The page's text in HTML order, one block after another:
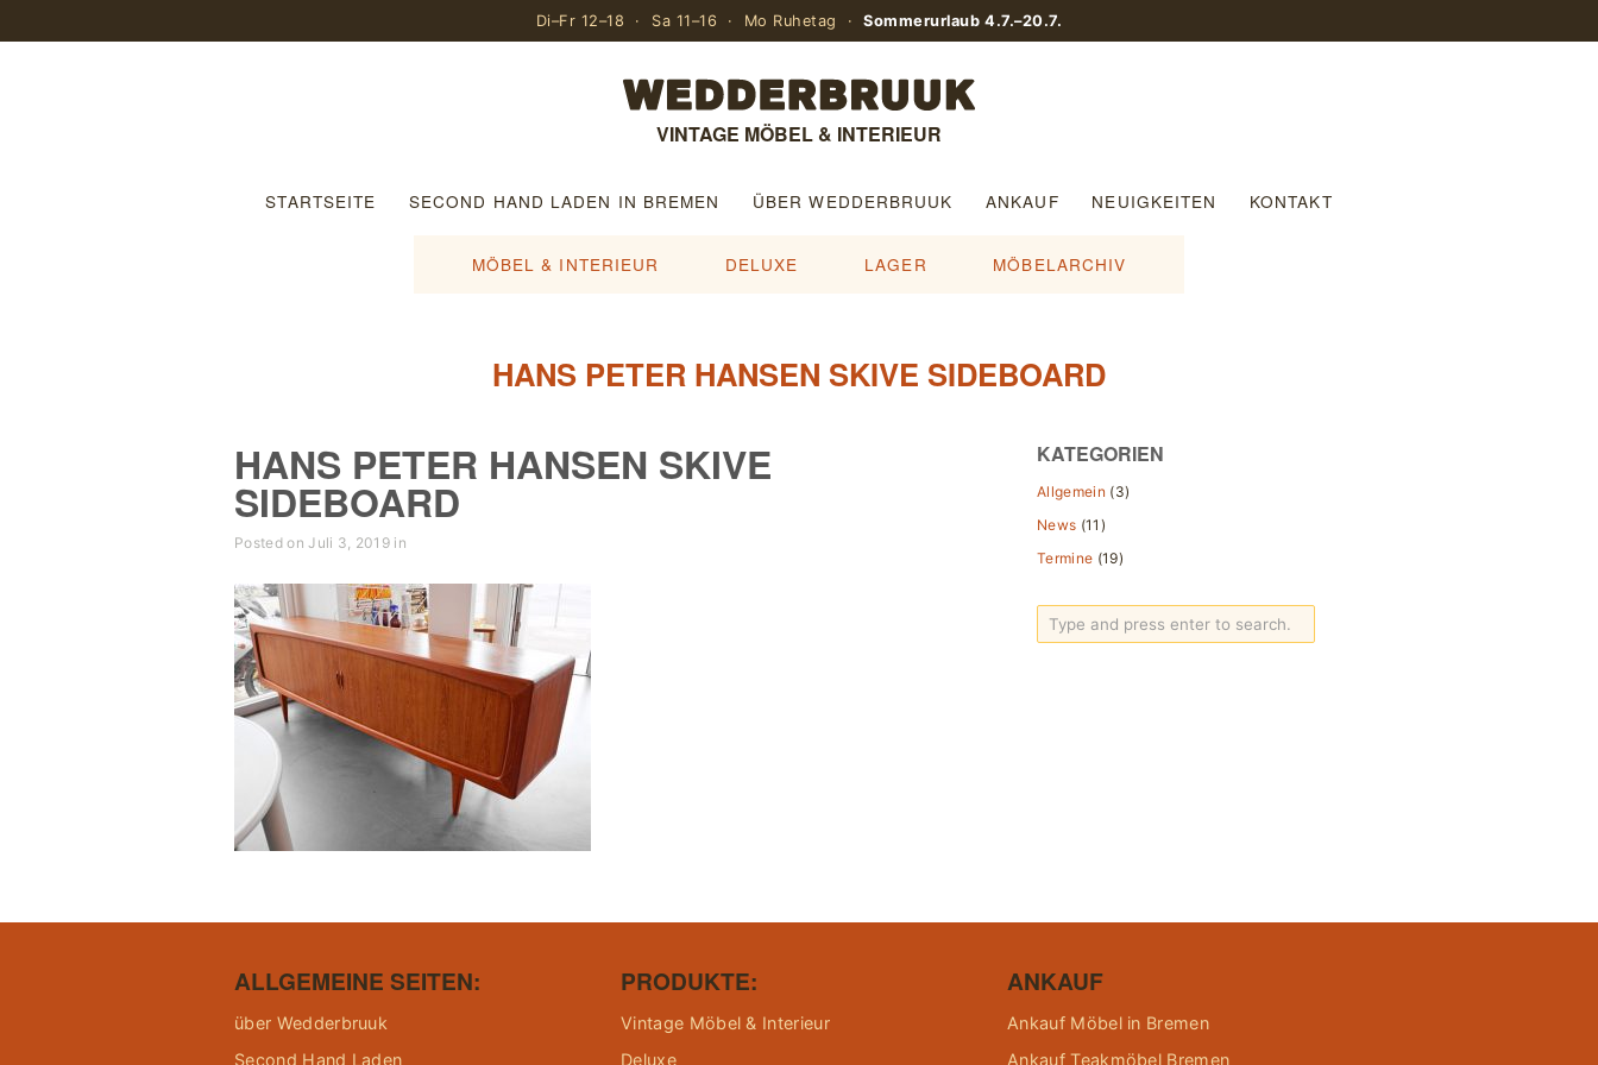
Di–Fr 12–18 · Sa 11–16 · Mo Ruhetag ·Sommerurlaub 4.7.–20.7.
VINTAGE MÖBEL & INTERIEUR
STARTSEITE SECOND HAND LADEN IN BREMEN ÜBER WEDDERBRUUK ANKAUF NEUIGKEITEN KONTAKT
MÖBEL & INTERIEUR DELUXE LAGER MÖBELARCHIV
HANS PETER HANSEN SKIVE SIDEBOARD
HANS PETER HANSEN SKIVE
SIDEBOARD
Posted on Juli 3, 2019 in
KATEGORIEN
Allgemein (3)
News (11)
Termine (19)
ALLGEMEINE SEITEN:
über Wedderbruuk
Second Hand Laden
PRODUKTE:
Vintage Möbel & Interieur
Deluxe
ANKAUF
Ankauf Möbel in Bremen
Ankauf Teakmöbel Bremen